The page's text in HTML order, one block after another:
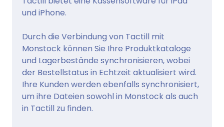
und iPhone.
Durch die Verbindung von Tactill mit
Monstock können Sie Ihre Produktkataloge
und Lagerbestände synchronisieren, wobei
der Bestellstatus in Echtzeit aktualisiert wird.
Ihre Kunden werden ebenfalls synchronisiert,
um ihre Dateien sowohl in Monstock als auch
in Tactill zu finden.